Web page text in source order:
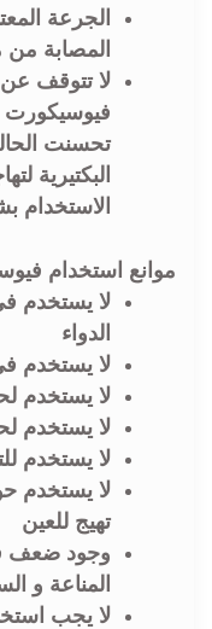
الجرعة
المصابة من مرتين
فيوسيكورت
تحسنت
البكتيرية
موانع استخدام
لا يستخدم
الدواء
لا يستخدم
لا يستخدم
لا يستخدم
لا يستخدم
لا يستخدم
تهيج للعين
وجود ضعف
المناعة و
لا يجب